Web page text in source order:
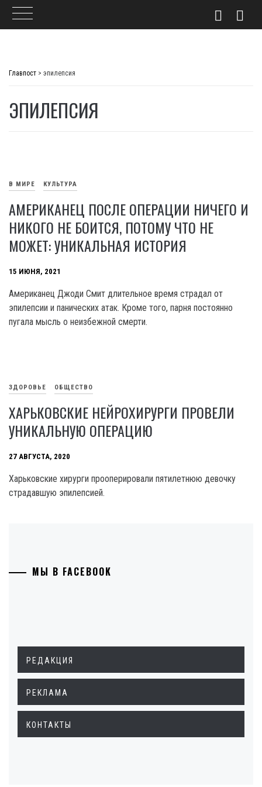
Главпост > эпилепсия
ЭПИЛЕПСИЯ
В МИРЕ КУЛЬТУРА
АМЕРИКАНЕЦ ПОСЛЕ ОПЕРАЦИИ НИЧЕГО И
НИКОГО НЕ БОИТСЯ, ПОТОМУ ЧТО НЕ
МОЖЕТ: УНИКАЛЬНАЯ ИСТОРИЯ
15 ИЮНЯ, 2021
Американец Джоди Смит длительное время страдал от
эпилепсии и панических атак. Кроме того, парня постоянно
пугала мысль о неизбежной смерти.
ЗДОРОВЬЕ ОБЩЕСТВО
ХАРЬКОВСКИЕ НЕЙРОХИРУРГИ ПРОВЕЛИ
УНИКАЛЬНУЮ ОПЕРАЦИЮ
27 АВГУСТА, 2020
Харьковские хирурги прооперировали пятилетнюю девочку
страдавшую эпилепсией.
МЫ В FACEBOOK
РЕДАКЦИЯ
РЕКЛАМА
КОНТАКТЫ